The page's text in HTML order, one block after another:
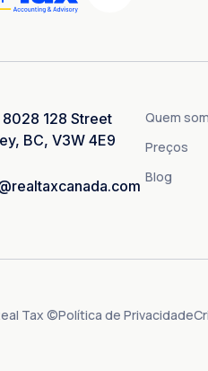
128 Street
BC, V3W 4E9
Quem
Preços
Blog
Tax ©Política de Privacidade